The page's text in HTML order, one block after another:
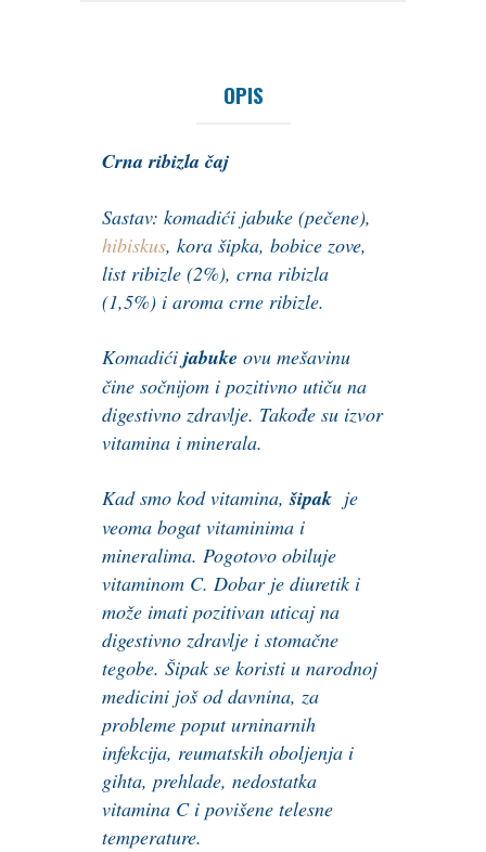
OPIS
Crna ribizla čaj
Sastav: komadići jabuke (pečene),
hibiskus, kora šipka, bobice zove,
list ribizle (2%), crna ribizla
(1,5%) i aroma crne ribizle.
Komadići jabuke ovu mešavinu
čine sočnijom i pozitivno utiču na
digestivno zdravlje. Takođe su izvor
vitamina i minerala.
Kad smo kod vitamina,šipak je
veoma bogat vitaminima i
mineralima. Pogotovo obiluje
vitaminom C. Dobar je diuretik i
može imati pozitivan uticaj na
digestivno zdravlje i stomačne
tegobe. Šipak se koristi u narodnoj
medicini još od davnina, za
probleme poput urninarnih
infekcija, reumatskih oboljenja i
gihta, prehlade, nedostatka
vitamina C i povišene telesne
temperature.